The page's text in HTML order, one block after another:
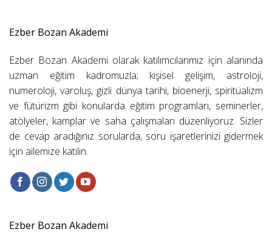
Ezber Bozan Akademi
Ezber Bozan Akademi olarak katılımcılarımız için alanında
uzman eğitim kadromuzla; kişisel gelişim, astroloji,
numeroloji, varoluş, gizli dünya tarihi, bioenerji, spiritüalizm
ve fütürizm gibi konularda eğitim programları, seminerler,
atölyeler, kamplar ve saha çalışmaları düzenliyoruz. Sizler
de cevap aradığınız sorularda, soru işaretlerinizi gidermek
için ailemize katılın.
Ezber Bozan Akademi